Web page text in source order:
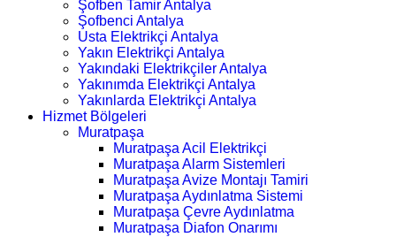
Şofben Tamir Antalya
Şofbenci Antalya
Usta Elektrikçi Antalya
Yakın Elektrikçi Antalya
Yakındaki Elektrikçiler Antalya
Yakınımda Elektrikçi Antalya
Yakınlarda Elektrikçi Antalya
Hizmet Bölgeleri
Muratpaşa
Muratpaşa Acil Elektrikçi
Muratpaşa Alarm Sistemleri
Muratpaşa Avize Montajı Tamiri
Muratpaşa Aydınlatma Sistemi
Muratpaşa Çevre Aydınlatma
Muratpaşa Diafon Onarımı